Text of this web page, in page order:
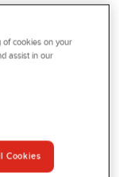
Hansen
ICU
GRÅ
HELLY
77471-
of cookies on your
assist in our
Cookies